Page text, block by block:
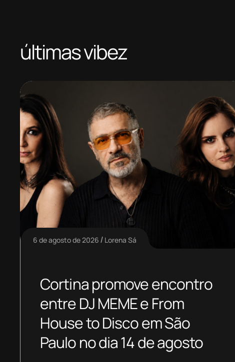
últimas vibez
6 de agosto de 2026 Lorena Sá
Cortina promove encontro
entre DJ MEME e From
House to Disco em São
Paulo no dia 14 de agosto